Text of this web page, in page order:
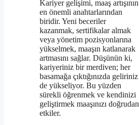
Kariyer gelişimi, maaş artışının
en önemli anahtarlarından
biridir. Yeni beceriler
kazanmak, sertifikalar almak
veya yönetim pozisyonlarına
yükselmek, maaşın katlanarak
artmasını sağlar. Düşünün ki,
kariyeriniz bir merdiven; her
basamağa çıktığınızda geliriniz
de yükseliyor. Bu yüzden
sürekli öğrenmek ve kendinizi
geliştirmek maaşınızı doğrudan
etkiler.